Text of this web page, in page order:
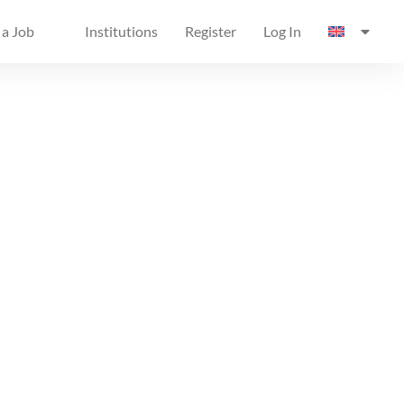
Job Institutions Register Log In